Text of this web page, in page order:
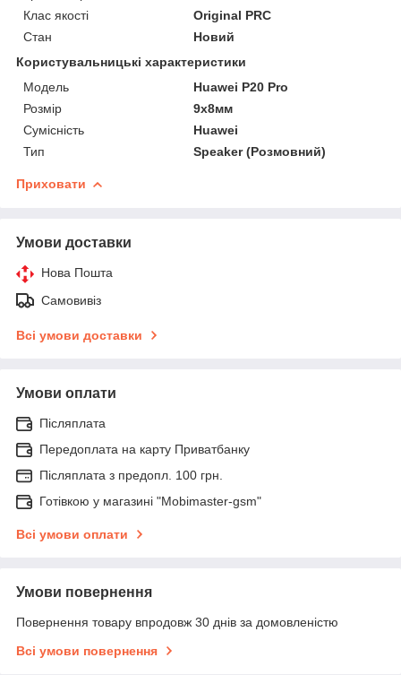
Клас якості
Original PRC
Стан
Новий
Користувальницькі характеристики
Мoдель
Huawei P20 Pro
Розмір
9x8мм
Сумісність
Huawei
Тип
Speaker (Розмовний)
Приховати
Умови доставки
Нова Пошта
Самовивіз
Всі умови доставки
Умови оплати
Післяплата
Передоплата на карту Приватбанку
Післяплата з предопл. 100 грн.
Готівкою у магазині "Mobimaster-gsm"
Всі умови оплати
Умови повернення
Повернення товару впродовж 30 днів за домовленістю
Всі умови повернення